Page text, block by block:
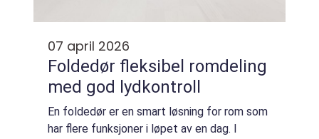
07 april 2026
Foldedør fleksibel romdeling
med god lydkontroll
En foldedør er en smart løsning for rom som
har flere funksjoner i løpet av en dag. I